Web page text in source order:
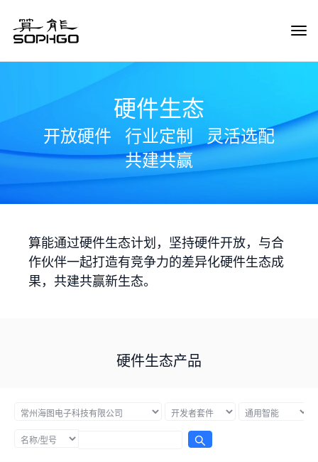
硬件生态
开放硬件 行业定制
灵活选配
共建共赢
算能通过硬件生态计划，坚持硬件开放，与合
作伙伴一起打造有竞争力的差异化硬件生态成
果，共建共赢新生态。
硬件生态产品